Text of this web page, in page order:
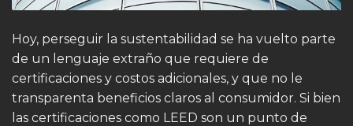
Hoy, perseguir la sustentabilidad se ha vuelto parte
de un lenguaje extraño que requiere de
certificaciones y costos adicionales, y que no le
transparenta beneficios claros al consumidor. Si bien
las certificaciones como LEED son un punto de